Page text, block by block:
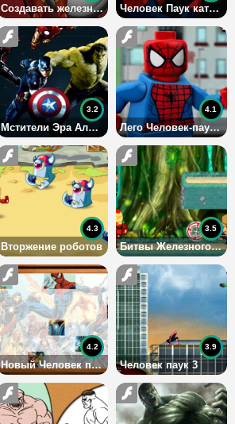
Создавать железного человека Человек Паук катается на мотоцикле
Мстители Эра Альтрона
3.2
Лего Человек-паук, помоги!
4.1
Вторжение роботов
4.3
Битвы Железного человека
3.5
Новый Человек паук 2
4.2
Человек паук 3
3.9